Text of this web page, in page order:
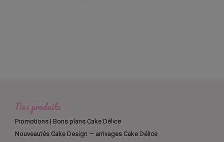
Nos produits
Promotions | Bons plans Cake Délice
Nouveautés Cake Design — arrivages Cake Délice